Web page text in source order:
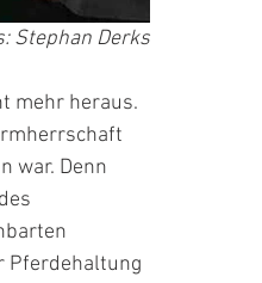
Stephan Derks
mehr heraus.
war. Denn
Pferdehaltung